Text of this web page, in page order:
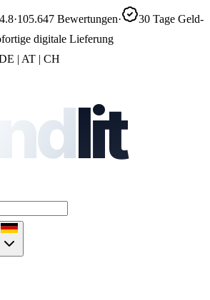
4.8·105.647 Bewertungen·
30 Tage Geld-
digitale Lieferung
| AT | CH
lit